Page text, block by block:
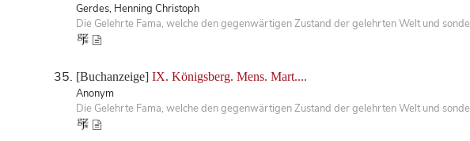
Gerdes, Henning Christoph
Die Gelehrte Fama, welche den gegenwärtigen Zustand der gelehrten Welt und
[Buchanzeige] IX. Königsberg. Mens. Mart....
Anonym
Die Gelehrte Fama, welche den gegenwärtigen Zustand der gelehrten Welt und